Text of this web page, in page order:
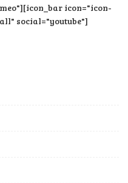
icon="icon-
social="youtube"]